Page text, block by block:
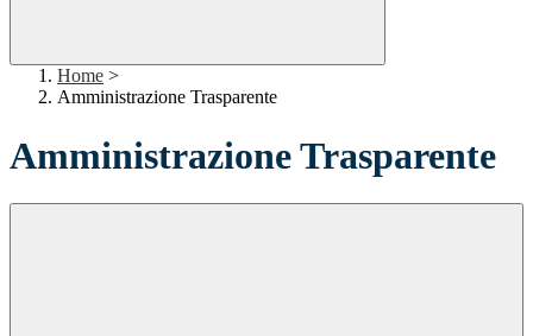
Home >
Amministrazione Trasparente
Amministrazione Trasparente